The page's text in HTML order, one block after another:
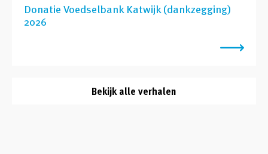
Donatie Voedselbank Katwijk (dankzegging)
2026
Bekijk alle verhalen